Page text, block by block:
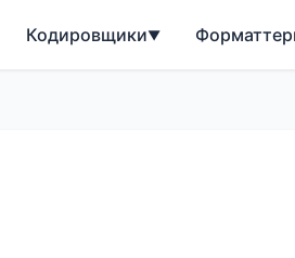
Кодировщики▼